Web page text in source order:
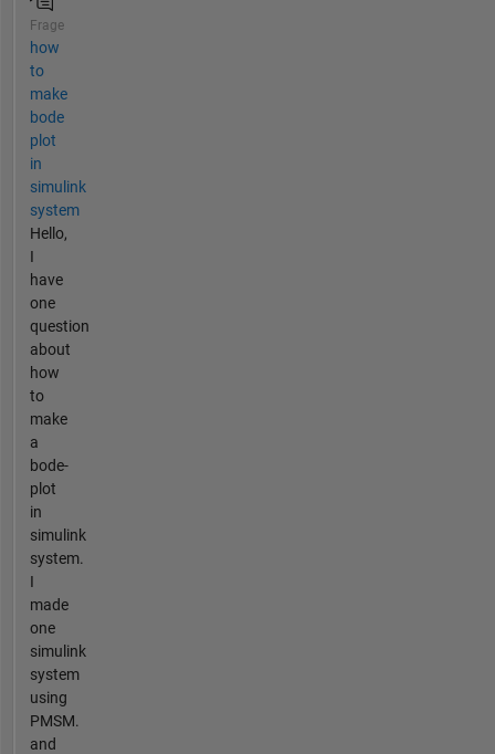
Frage
how
to
make
bode
plot
in
simulink
system
Hello,
I
have
one
question
about
how
to
make
a
bode-
plot
in
simulink
system.
I
made
one
simulink
system
using
PMSM.
and